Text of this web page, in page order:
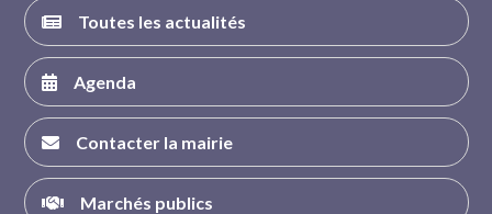
Toutes les actualités
Agenda
Contacter la mairie
Marchés publics